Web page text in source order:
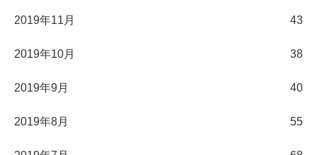
2019年11月 43
2019年10月 38
2019年9月 40
2019年8月 55